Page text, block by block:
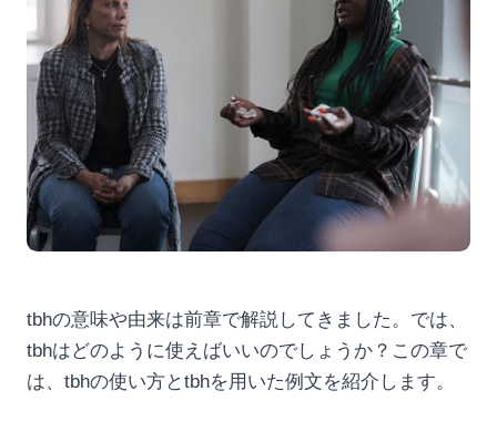
tbhの意味や由来は前章で解説してきました。では、
tbhはどのように使えばいいのでしょうか？この章で
は、tbhの使い方とtbhを用いた例文を紹介します。